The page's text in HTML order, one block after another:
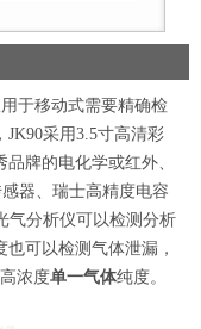
于移动式需要精确检
采用3.5寸高清彩
牌的电化学或红外、
器、瑞士高精度电容
气分析仪可以检测分析
可以检测气体泄漏，
浓度单一气体纯度。